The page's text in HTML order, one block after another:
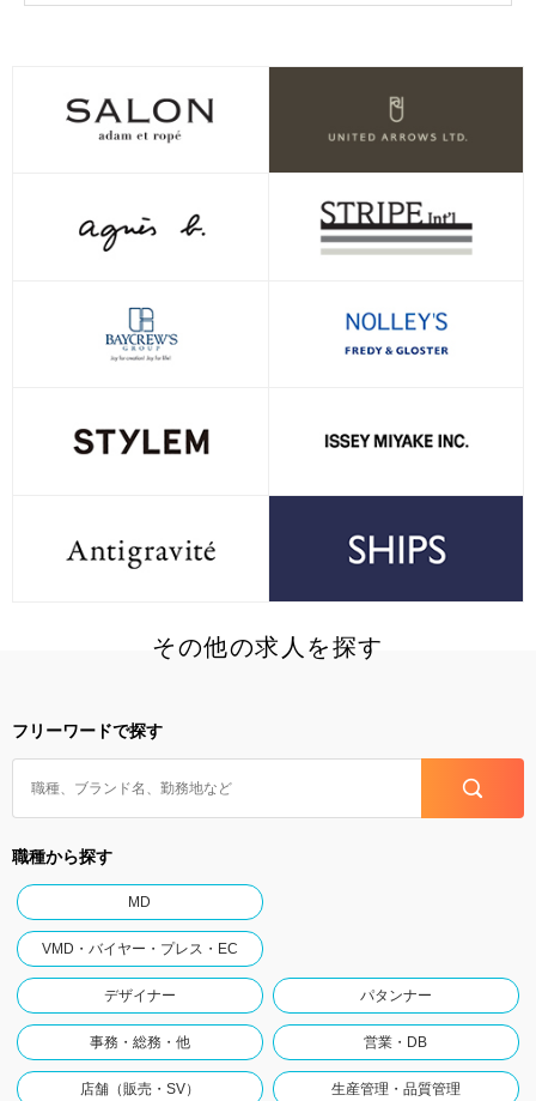
その他の求人を探す
フリーワードで探す
職種から探す
MD
VMD・バイヤー・プレス・EC
デザイナー パタンナー
事務・総務・他 営業・DB
店舗（販売・SV） 生産管理・品質管理